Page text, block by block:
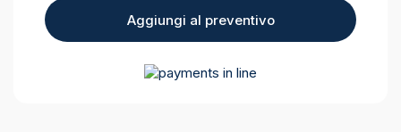
UV
Aggiungi al preventivo